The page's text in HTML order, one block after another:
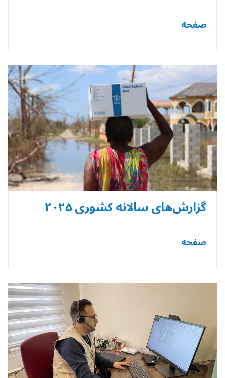
صفحه
گزارش‌های سالانه کشوری ۲۰۲۵
صفحه